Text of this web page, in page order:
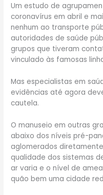
Um estudo de
coronavírus em abril e
nenhum ao transporte
autoridades de saúde
grupos que tiveram
vinculado às famosas
Mas especialistas em
evidências até agora
cautela.
O manuseio em outras
abaixo dos níveis pré-
aglomerados
qualidade dos sistemas
ar varia e o nível de
quão bem uma cidade